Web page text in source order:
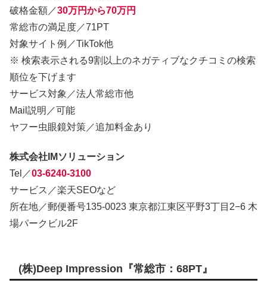
破格金額／30万円から70万円
常総市の満足度／71PT
対象サイト例／TikTok他
※ 検索表示される9割以上のネガティブなクチコミの検索
順位を下げます
サービス対象／法人常総市他
Mail説明／可能
ヤフー虫眼鏡対策／追加料金あり
株式会社IMソリューション
Tel／03-6240-3100
サービス／楽天SEOなど
所在地／郵便番号135-0023 東京都江東区平野3丁目2−6 木
場パークビル2F
(株)Deep Impression『常総市：68PT』